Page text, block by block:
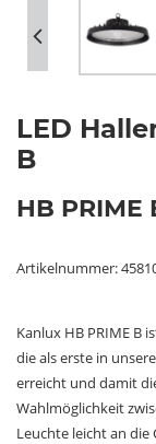
LED
B
HB PRIME
Artikelnummer:
Kanlux HB PRIME B
die als erste in
erreicht und damit
Wahlmöglichkeit
Leuchte leicht an